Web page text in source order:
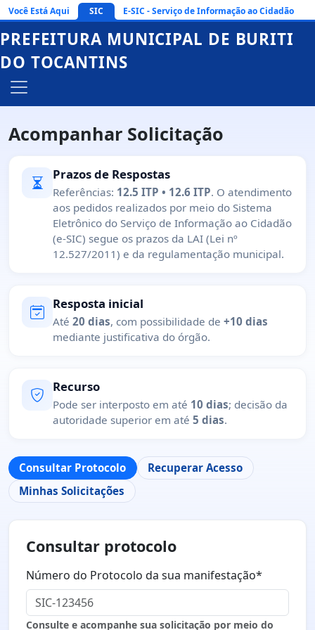
Você Está Aqui SIC E-SIC - Serviço de Informação ao Cidadão
PREFEITURA MUNICIPAL DE BURITI
DO TOCANTINS
Acompanhar Solicitação
Prazos de Respostas
Referências: 12.5 ITP • 12.6 ITP. O atendimento
aos pedidos realizados por meio do Sistema
Eletrônico do Serviço de Informação ao Cidadão
(e-SIC) segue os prazos da LAI (Lei nº
12.527/2011) e da regulamentação municipal.
Resposta inicial
Até 20 dias, com possibilidade de +10 dias
mediante justificativa do órgão.
Recurso
Pode ser interposto em até 10 dias; decisão da
autoridade superior em até 5 dias.
Consultar Protocolo
Recuperar Acesso
Minhas Solicitações
Consultar protocolo
Número do Protocolo da sua manifestação*
Consulte e acompanhe sua solicitação por meio do